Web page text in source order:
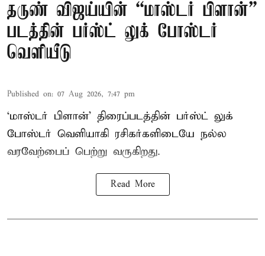
தருண் விஜய்யின் “மாஸ்டர் பிளான்”
படத்தின் பர்ஸ்ட் லுக் போஸ்டர்
வெளியீடு
Published on: 07 Aug 2026, 7:47 pm
‘மாஸ்டர் பிளான்’ திரைப்படத்தின் பர்ஸ்ட் லுக்
போஸ்டர் வெளியாகி ரசிகர்களிடையே நல்ல
வரவேற்பைப் பெற்று வருகிறது.
Read More